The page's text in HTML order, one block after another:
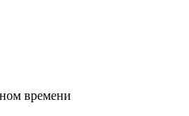
времени